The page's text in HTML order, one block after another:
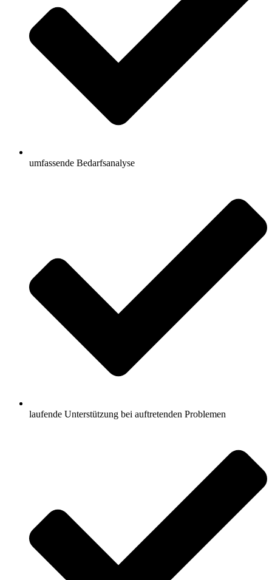
umfassende Bedarfsanalyse
laufende Unterstützung bei auftretenden Problemen